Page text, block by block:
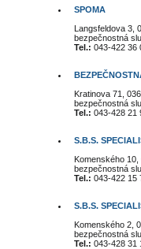
SPOMA
Langsfeldova 3,
bezpečnostná
Tel.: 043-422 36
Kratinova 71,
bezpečnostná
Tel.: 043-428 21
S.B.S.
Komenského
bezpečnostná
Tel.: 043-422 15
S.B.S.
Komenského 2,
bezpečnostná
Tel.: 043-428 31